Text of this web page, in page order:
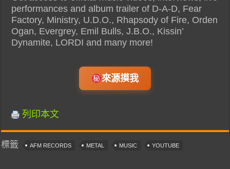
performances and album trailer of D-A-D, Fear
Factory, Ministry, U.D.O., Rhapsody of Fire, Orden
Ogan, Evergrey, Emil Bulls, J.B.O., Kissin’
Dynamite, LORDI and many more!
來源摸我
列印本文
標籤 AFM RECORDS METAL MUSIC YOUTUBE